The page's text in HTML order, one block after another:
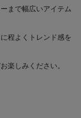
まで幅広いアイテム
程よくトレンド感を
楽しみください。